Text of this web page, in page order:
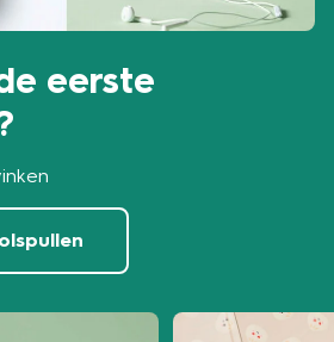
eerste